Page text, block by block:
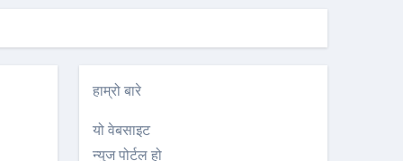
हाम्रो बारे
यो वेबसाइट
न्युज पोर्टल हो